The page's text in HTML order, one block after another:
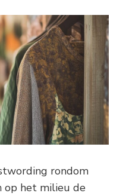
rondom
op het milieu de